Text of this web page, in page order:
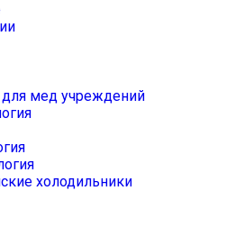
мед учреждений
холодильники